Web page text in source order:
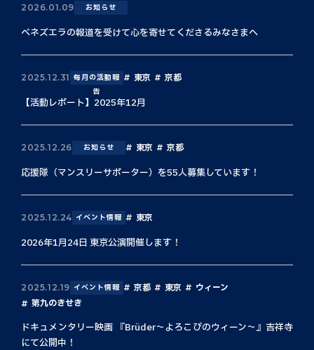
2026.01.09 お知らせ
ベネズエラの報道を受けて心を寄せてくださるみなさまへ
2025.12.31 毎月の活動報
告
東京 京都
【活動レポート】2025年12月
2025.12.26 お知らせ 東京 京都
応援隊（マンスリーサポーター）を55人募集しています！
2025.12.24 イベント情報 東京
2026年1月24日 東京公演開催します！
2025.12.19 イベント情報 京都 東京
ウィーン
第九のきせき
ドキュメンタリー映画 『Brüder〜よろこびのウィーン〜』吉祥寺
にて公開中！